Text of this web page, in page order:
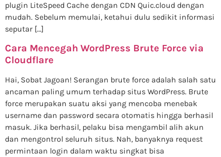
plugin LiteSpeed Cache dengan CDN Quic.cloud dengan
mudah. Sebelum memulai, ketahui dulu sedikit informasi
seputar […]
Cara Mencegah WordPress Brute Force via
Cloudflare
Hai, Sobat Jagoan! Serangan brute force adalah salah satu
ancaman paling umum terhadap situs WordPress. Brute
force merupakan suatu aksi yang mencoba menebak
username dan password secara otomatis hingga berhasil
masuk. Jika berhasil, pelaku bisa mengambil alih akun
dan mengontrol seluruh situs. Nah, banyaknya request
permintaan login dalam waktu singkat bisa